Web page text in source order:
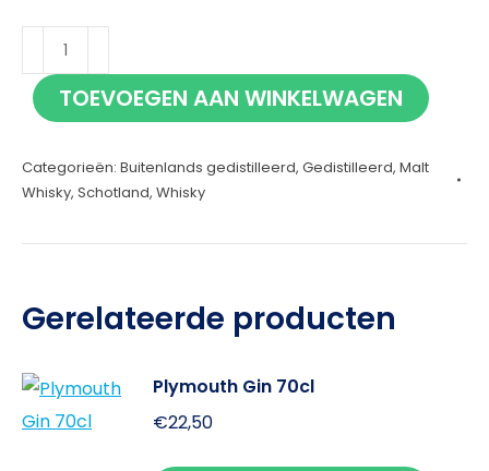
Tamdhu
18
jaar
aantal
TOEVOEGEN AAN WINKELWAGEN
Categorieën: Buitenlands gedistilleerd, Gedistilleerd, Malt
Whisky, Schotland, Whisky
Gerelateerde producten
Plymouth Gin 70cl
€22,50